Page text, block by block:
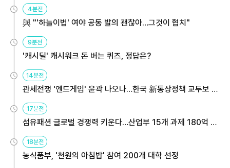
4분전
與 "'하늘이법' 여야 공동 발의 괜찮아…그것이 협치"
9분전
'캐시딜' 캐시워크 돈 버는 퀴즈, 정답은?
14분전
관세전쟁 '엔드게임' 윤곽 나오나…한국 新통상정책 교두보 활
용해야
17분전
섬유패션 글로벌 경쟁력 키운다…산업부 15개 과제 180억 지
원
18분전
농식품부, '천원의 아침밥' 참여 200개 대학 선정